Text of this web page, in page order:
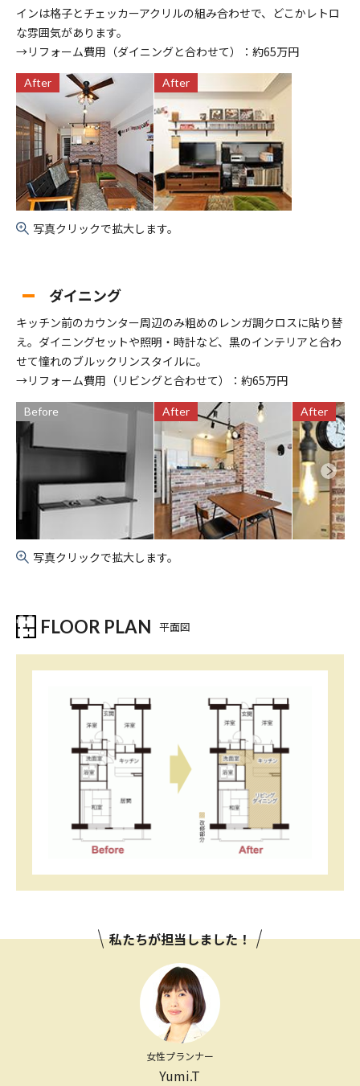
インは格子とチェッカーアクリルの組み合わせで、どこかレトロ
な雰囲気があります。
→リフォーム費用（ダイニングと合わせて）：約65万円
After After
写真クリックで拡大します。
ダイニング
キッチン前のカウンター周辺のみ粗めのレンガ調クロスに貼り替
え。ダイニングセットや照明・時計など、黒のインテリアと合わ
せて憧れのブルックリンスタイルに。
→リフォーム費用（リビングと合わせて）：約65万円
Before After After
写真クリックで拡大します。
FLOOR PLAN 平面図
私たちが担当しました！
女性プランナー
Yumi.T